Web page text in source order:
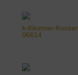
k-Klezmer-
06614